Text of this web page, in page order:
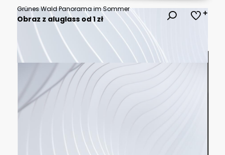
Grünes Wald Panorama im Sommer
Obraz z aluglass od 1 zł